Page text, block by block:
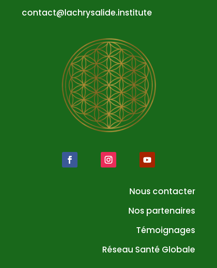
etuti
tsni.
edila
syrhc
al@tc
atnoc
Nous contacter
Nos partenaires
Témoignages
Réseau Santé Globale